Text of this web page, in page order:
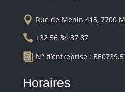
 Rue de Menin 415, 7700
 +32 56 34 37 87
 N° d’entreprise :
Horaires